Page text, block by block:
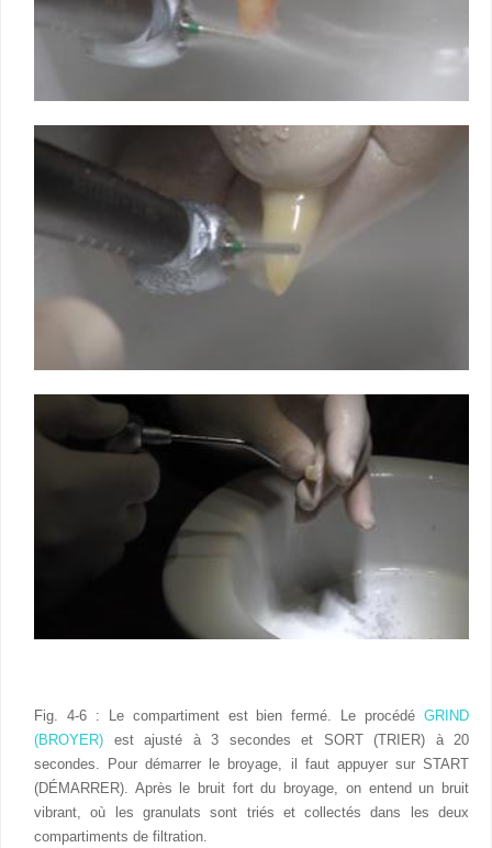
Fig. 4-6 : Le compartiment est bien fermé. Le procédé GRIND
(BROYER) est ajusté à 3 secondes et SORT (TRIER) à 20
secondes. Pour démarrer le broyage, il faut appuyer sur START
(DÉMARRER). Après le bruit fort du broyage, on entend un bruit
vibrant, où les granulats sont triés et collectés dans les deux
compartiments de filtration.